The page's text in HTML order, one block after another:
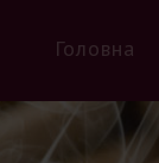
Головна